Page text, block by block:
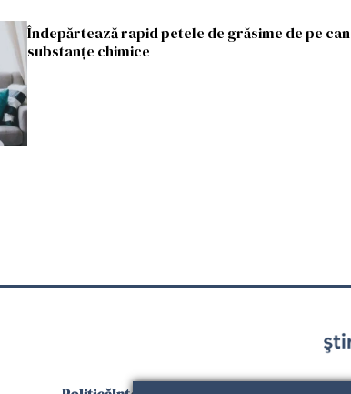
Îndepărtează rapid petele de grăsime de pe
substanțe chimice